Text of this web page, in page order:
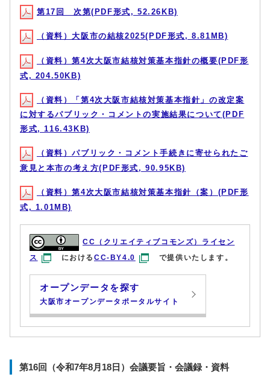
第17回 次第(PDF形式, 52.26KB)
（資料）大阪市の結核2025(PDF形式, 8.81MB)
（資料）第4次大阪市結核対策基本指針の概要(PDF形
式, 204.50KB)
（資料）「第4次大阪市結核対策基本指針」の改定案
に対するパブリック・コメントの実施結果について(PDF
形式, 116.43KB)
（資料）パブリック・コメント手続きに寄せられたご
意見と本市の考え方(PDF形式, 90.95KB)
（資料）第4次大阪市結核対策基本指針（案）(PDF形
式, 1.01MB)
CC（クリエイティブコモンズ）ライセン
ス
におけるCC-BY4.0 で提供いたします。
オープンデータを探す
大阪市オープンデータポータルサイト
第16回（令和7年8月18日）会議要旨・会議録・資料